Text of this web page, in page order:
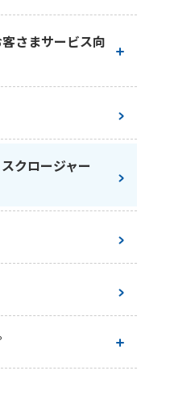
務運営に関する
テナビリティ
ジ
さまサービス向
客さまサービス
保護の取組み
お礼・お褒めの声
苦情の内容と件数
営に活かした改
クロージャー